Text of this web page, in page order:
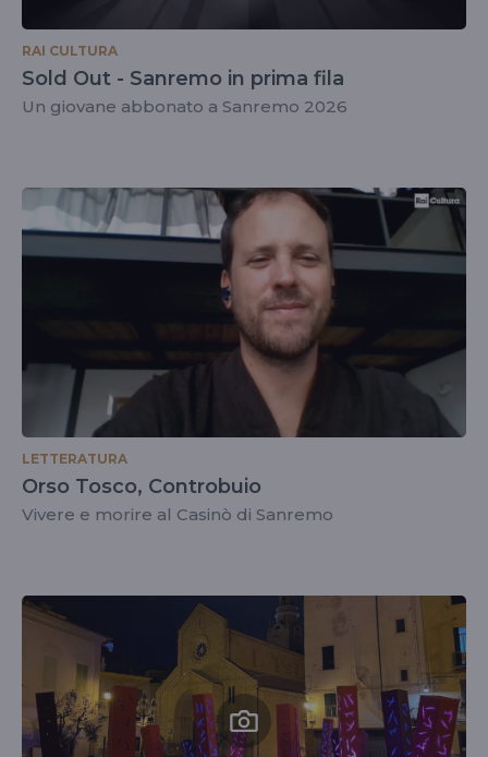
RAI CULTURA
Sold Out - Sanremo in prima fila
Un giovane abbonato a Sanremo 2026
LETTERATURA
Orso Tosco, Controbuio
Vivere e morire al Casinò di Sanremo